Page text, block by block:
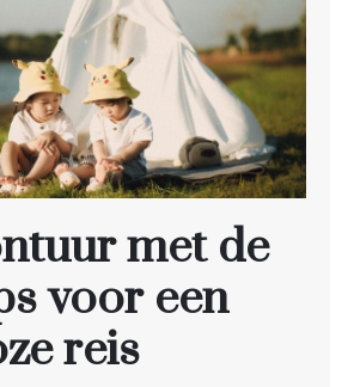
met de
voor een
reis